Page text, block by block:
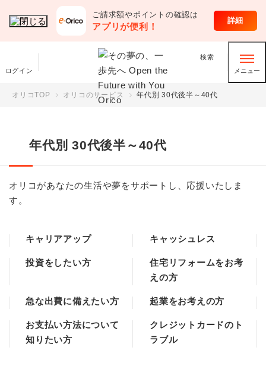
ご請求額やポイントの確認は
アプリが便利！
詳細
ログイン
検索
メニュー
オリコのサービス
オリコTOP オリコのサービス 年代別 30代後半～40代
年代別 30代後半～40代
オリコがあなたの生活や夢をサポートし、応援いたしま
す。
キャリアアップ キャッシュレス
投資をしたい方
住宅リフォームをお考
えの方
急な出費に備えたい方 起業をお考えの方
お支払い方法について
知りたい方
クレジットカードのト
ラブル